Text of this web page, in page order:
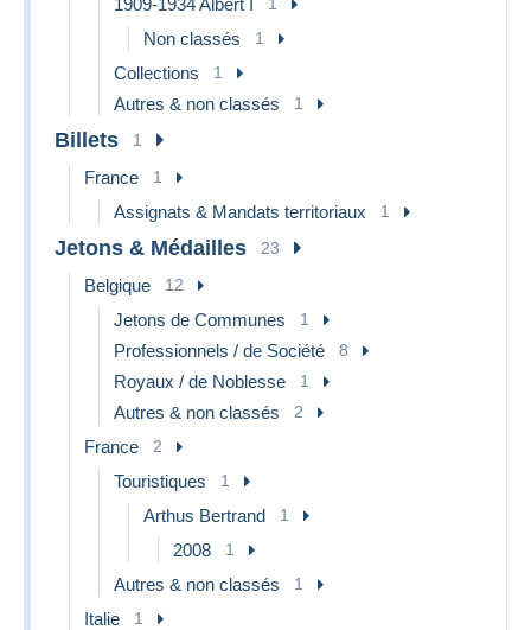
Non classés 1
Collections 1
Autres & non classés 1
Billets 1
France 1
Assignats & Mandats territoriaux 1
Jetons & Médailles 23
Belgique 12
Jetons de Communes 1
Professionnels / de Société 8
Royaux / de Noblesse 1
Autres & non classés 2
France 2
Touristiques 1
Arthus Bertrand 1
2008 1
Autres & non classés 1
Italie 1